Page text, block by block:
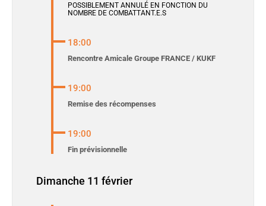
POSSIBLEMENT ANNULÉ EN FONCTION DU
NOMBRE DE COMBATTANT.E.S
18:00
Rencontre Amicale Groupe FRANCE / KUKF
19:00
Remise des récompenses
19:00
Fin prévisionnelle
Dimanche 11 février